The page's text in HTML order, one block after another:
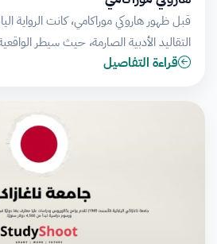
قبل ظهور هاروكي موراكامي، كانت الرواية
التقاليد الأدبية الصارمة، حيث سيطر
قراءة التفاصيل